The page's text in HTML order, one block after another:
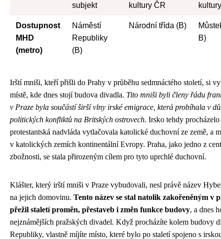
subjekt
kultury ČR
Dostupnost
MHD
(metro)
Náměstí
Republiky
(B)
Národní třída (B)
B)
Irští mniši, kteří přišli do Prahy v průběhu sedmnáctého století, si
místě, kde dnes stojí budova divadla. Tito mniši byli členy řádu
v Praze byla součástí širší vlny irské emigrace, která probíhala v
politických konfliktů na Britských ostrovech. Irsko tehdy
protestantská nadvláda vytlačovala katolické duchovní ze země, a
v katolických zemích kontinentální Evropy. Praha, jako jedno z
zbožnosti, se stala přirozeným cílem pro tyto uprchlé duchovní.
Klášter, který irští mniši v Praze vybudovali, nesl právě název
na jejich domovinu. Tento název se stal natolik zakořeněným v
přežil staletí proměn, přestaveb i změn funkce budovy, a dnes
nejznámějších pražských divadel. Když procházíte kolem budovy
Republiky, vlastně míjíte místo, které bylo po staletí spojeno s